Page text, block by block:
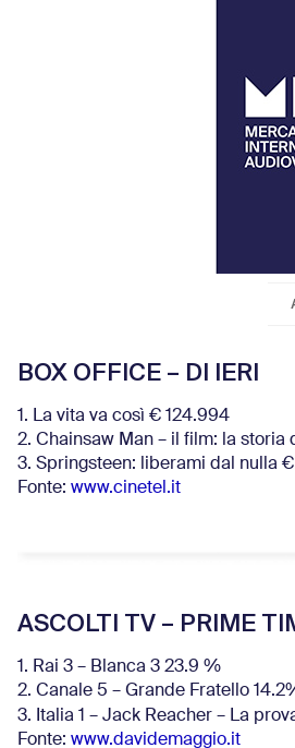
BOX OFFICE – DI IERI
1. La vita va così € 124.994
2. Chainsaw Man – il film: la storia
3. Springsteen: liberami dal nulla
Fonte: www.cinetel.it
ASCOLTI TV – PRIME
1. Rai 3 – Blanca 3 23.9 %
2. Canale 5 – Grande Fratello
3. Italia 1 – Jack Reacher – La
Fonte: www.davidemaggio.it